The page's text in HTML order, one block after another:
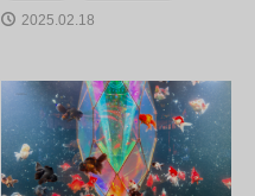
2025.02.18